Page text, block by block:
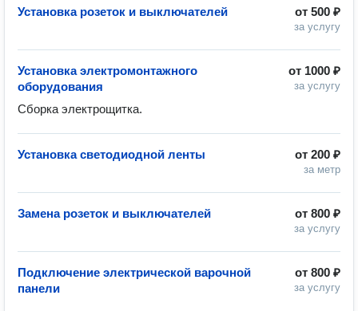
от 500 ₽
за услугу
Установка розеток и выключателей
от 1000 ₽
за услугу
Установка электромонтажного
оборудования
Сборка электрощитка.
от 200 ₽
за метр
Установка светодиодной ленты
от 800 ₽
за услугу
Замена розеток и выключателей
от 800 ₽
за услугу
Подключение электрической варочной
панели